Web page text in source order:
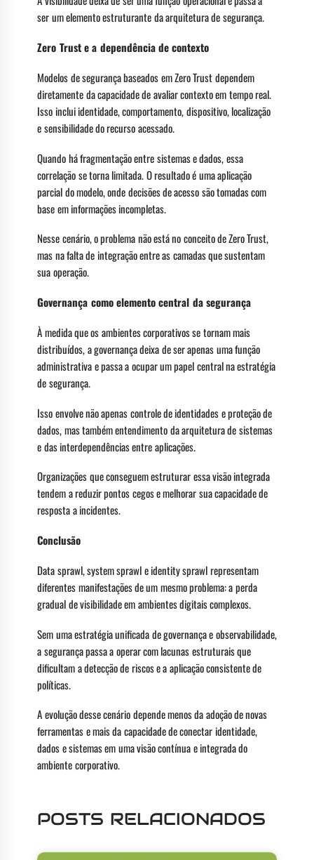
ser um elemento estruturante da arquitetura de segurança.
Zero Trust e a dependência de contexto
Modelos de segurança baseados em Zero Trust dependem
diretamente da capacidade de avaliar contexto em tempo real.
Isso inclui identidade, comportamento, dispositivo, localização
e sensibilidade do recurso acessado.
Quando há fragmentação entre sistemas e dados, essa
correlação se torna limitada. O resultado é uma aplicação
parcial do modelo, onde decisões de acesso são tomadas com
base em informações incompletas.
Nesse cenário, o problema não está no conceito de Zero Trust,
mas na falta de integração entre as camadas que sustentam
sua operação.
Governança como elemento central da segurança
À medida que os ambientes corporativos se tornam mais
distribuídos, a governança deixa de ser apenas uma função
administrativa e passa a ocupar um papel central na estratégia
de segurança.
Isso envolve não apenas controle de identidades e proteção de
dados, mas também entendimento da arquitetura de sistemas
e das interdependências entre aplicações.
Organizações que conseguem estruturar essa visão integrada
tendem a reduzir pontos cegos e melhorar sua capacidade de
resposta a incidentes.
Conclusão
Data sprawl, system sprawl e identity sprawl representam
diferentes manifestações de um mesmo problema: a perda
gradual de visibilidade em ambientes digitais complexos.
Sem uma estratégia unificada de governança e observabilidade,
a segurança passa a operar com lacunas estruturais que
dificultam a detecção de riscos e a aplicação consistente de
políticas.
A evolução desse cenário depende menos da adoção de novas
ferramentas e mais da capacidade de conectar identidade,
dados e sistemas em uma visão contínua e integrada do
ambiente corporativo.
POSTS RELACIONADOS